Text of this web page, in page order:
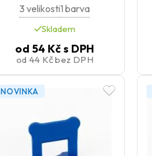
3 velikosti1 barva
Skladem
od 54 Kčs DPH
od 44 Kčbez DPH
NOVINKA